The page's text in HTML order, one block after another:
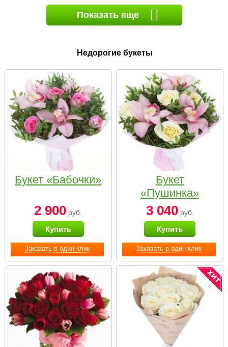
Показать еще
Недорогие букеты
Заказать в один клик
Букет «Бабочки»
2 900 руб.
Купить
Заказать в один клик
Букет
«Пушинка»
3 040руб.
Купить